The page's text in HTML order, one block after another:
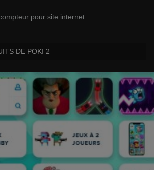
pour site internet
DE POKI 2